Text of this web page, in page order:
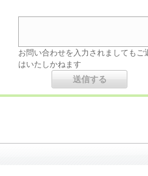
お問い合わせを入力されましてもご
はいたしかねます